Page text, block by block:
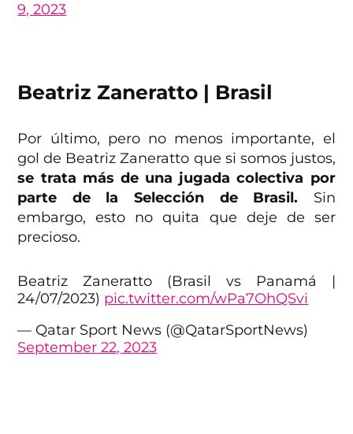
9, 2023
Beatriz Zaneratto | Brasil
Por último, pero no menos importante, el
gol de Beatriz Zaneratto que si somos justos,
se trata más de una jugada colectiva por
parte de la Selección de Brasil. Sin
embargo, esto no quita que deje de ser
precioso.
Beatriz Zaneratto (Brasil vs Panamá |
24/07/2023) pic.twitter.com/wPa7OhQSvi
— Qatar Sport News (@QatarSportNews)
September 22, 2023